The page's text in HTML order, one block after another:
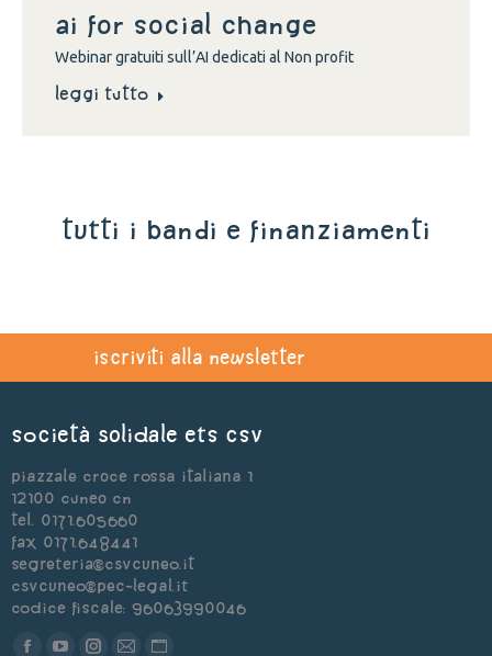
Ai for social change
Webinar gratuiti sull’AI dedicati al Non profit
Leggi tutto
tutti i bandi e finanziamenti
iscriviti alla newsletter
Società Solidale ets CSV
Piazzale Croce Rossa Italiana 1
12100 Cuneo CN
Tel. 0171.605660
Fax 0171.648441
segreteria@csvcuneo.it
csvcuneo@pec-legal.it
Codice Fiscale: 96063990046
Find us on: